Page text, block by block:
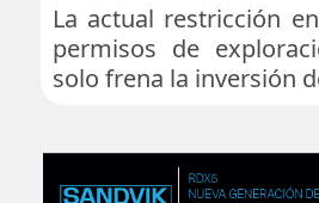
La actual restricción
permisos de
solo frena la inversión